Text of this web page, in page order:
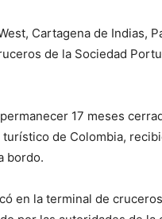
Cartagena de Indias,
de la Sociedad
17 meses
de Colombia,
bordo.
en la terminal de